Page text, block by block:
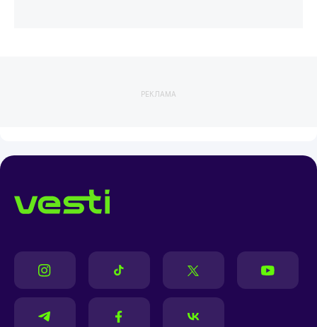
РЕКЛАМА